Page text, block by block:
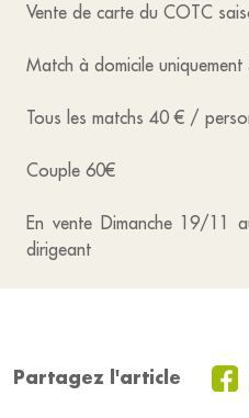
Vente de carte du COTC
Match à domicile
Tous les matchs 40 € /
Couple 60€
En vente Dimanche 19/11
dirigeant
Partagez l'article